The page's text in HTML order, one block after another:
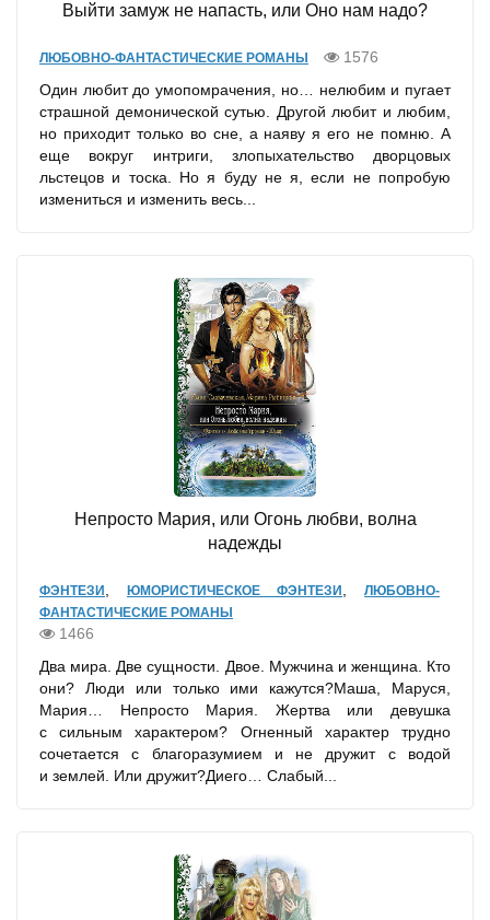
Выйти замуж не напасть, или Оно нам надо?
ЛЮБОВНО-ФАНТАСТИЧЕСКИЕ РОМАНЫ
1576
Один любит до умопомрачения, но… нелюбим и пугает
страшной демонической сутью. Другой любит и любим,
но приходит только во сне, а наяву я его не помню. А
еще вокруг интриги, злопыхательство дворцовых
льстецов и тоска. Но я буду не я, если не попробую
измениться и изменить весь...
Непросто Мария, или Огонь любви, волна
надежды
ФЭНТЕЗИ ЮМОРИСТИЧЕСКОЕ ФЭНТЕЗИ
ЛЮБОВНО-
ФАНТАСТИЧЕСКИЕ РОМАНЫ
1466
Два мира. Две сущности. Двое. Мужчина и женщина. Кто
они? Люди или только ими кажутся?Маша, Маруся,
Мария… Непросто Мария. Жертва или девушка
с сильным характером? Огненный характер трудно
сочетается с благоразумием и не дружит с водой
и землей. Или дружит?Диего… Слабый...